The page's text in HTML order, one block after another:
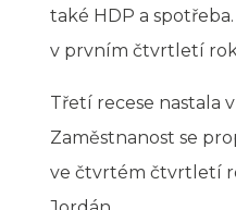
také HDP a
v prvním čtvrtletí
Třetí recese nastala
Zaměstnanost se
ve čtvrtém čtvrtletí